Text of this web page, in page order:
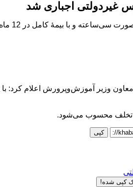
غیردولتی اجباری شد
بیمۀ کامل در 12 ماه سال تحت‌پوشش قرار بگیرند.
تخلف محسوب می‌شود.
کپی
کپی شده!